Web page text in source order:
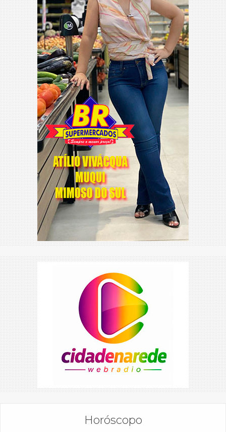
Horóscopo